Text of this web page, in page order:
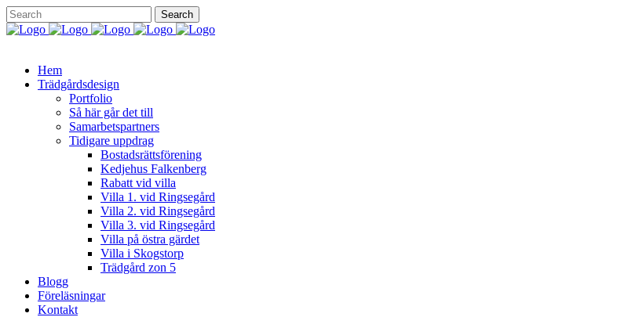
Hem
Trädgårdsdesign
Portfolio
Så här går det till
Samarbetspartners
Tidigare uppdrag
Bostadsrättsförening
Kedjehus Falkenberg
Rabatt vid villa
Villa 1. vid Ringsegård
Villa 2. vid Ringsegård
Villa 3. vid Ringsegård
Villa på östra gärdet
Villa i Skogstorp
Trädgård zon 5
Blogg
Föreläsningar
Kontakt